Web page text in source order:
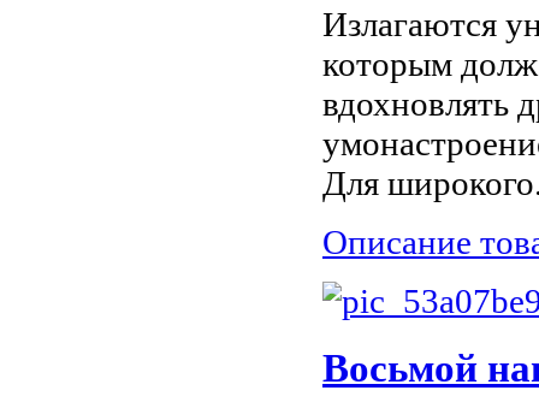
Излагаются
которым
вдохновлять
Для
Описание
Восьмой